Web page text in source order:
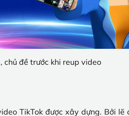
chủ đề trước khi reup video
TikTok được xây dựng. Bởi